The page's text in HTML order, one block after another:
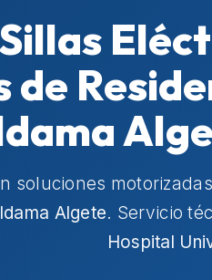
de
soluciones
Algete. Servicio
Hospital